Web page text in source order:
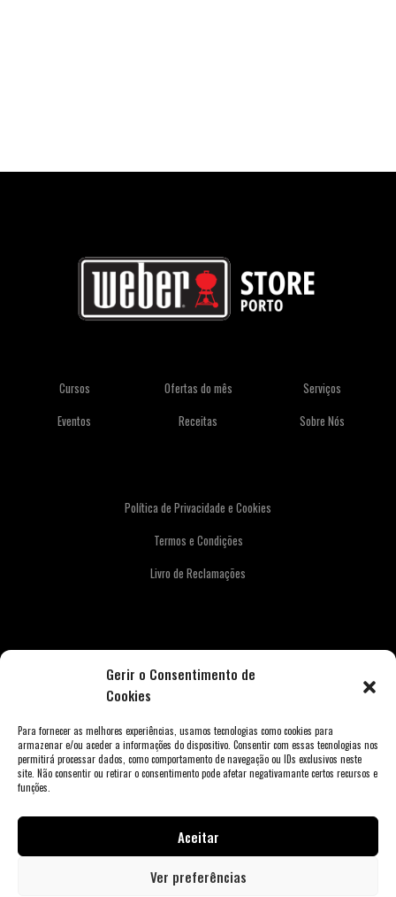
Gerir o Consentimento de
Cookies
Para fornecer as melhores experiências, usamos tecnologias como cookies para
armazenar e/ou aceder a informações do dispositivo. Consentir com essas tecnologias nos
permitirá processar dados, como comportamento de navegação ou IDs exclusivos neste
site. Não consentir ou retirar o consentimento pode afetar negativamante certos recursos e
funções.
Aceitar
Ver preferências
Cursos
Eventos
Ofertas do mês
Receitas
Serviços
Sobre Nós
Política de Privacidade e Cookies
Termos e Condições
Livro de Reclamações
Copyright © 2026 Weber Store Porto. Todos os direitos reservados.